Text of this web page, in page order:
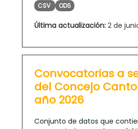
CSV ODS
Última actualización: 2 de
Convocatorias a
del Concejo
año 2026
Conjunto de datos que